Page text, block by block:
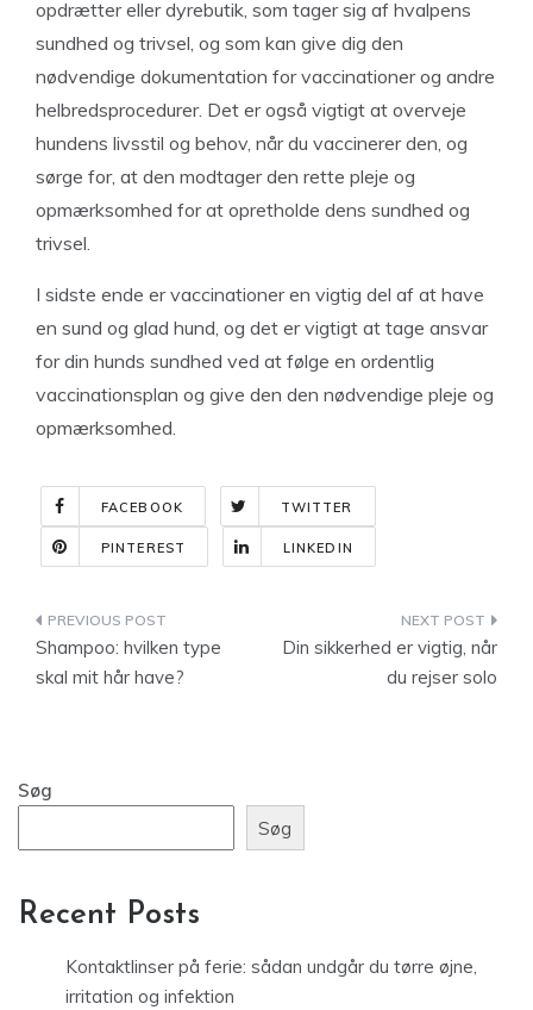
opdrætter eller dyrebutik, som tager sig af hvalpens
sundhed og trivsel, og som kan give dig den
nødvendige dokumentation for vaccinationer og andre
helbredsprocedurer. Det er også vigtigt at overveje
hundens livsstil og behov, når du vaccinerer den, og
sørge for, at den modtager den rette pleje og
opmærksomhed for at opretholde dens sundhed og
trivsel.
I sidste ende er vaccinationer en vigtig del af at have
en sund og glad hund, og det er vigtigt at tage ansvar
for din hunds sundhed ved at følge en ordentlig
vaccinationsplan og give den den nødvendige pleje og
opmærksomhed.
FACEBOOK TWITTER
PINTEREST LINKEDIN
Indlægsnavigation
Shampoo: hvilken type
skal mit hår have?
Din sikkerhed er vigtig, når
du rejser solo
Søg
Søg
Recent Posts
Kontaktlinser på ferie: sådan undgår du tørre øjne,
irritation og infektion